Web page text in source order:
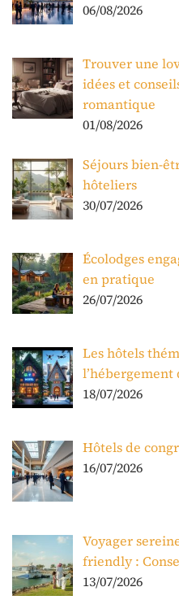
06/08/2026
Trouver une
idées et
romantique
01/08/2026
Séjours bien-
hôteliers
30/07/2026
Écolodges
en pratique
26/07/2026
Les hôtels
18/07/2026
Hôtels de
16/07/2026
Voyager
friendly :
13/07/2026